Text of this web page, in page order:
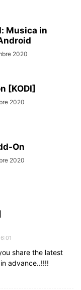
Musica in
2020
[KODI]
2020
On
2020
share the latest
advance..!!!!